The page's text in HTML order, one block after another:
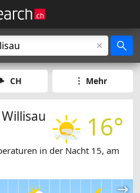
CH Mehr
16°
in der Nacht 15, am